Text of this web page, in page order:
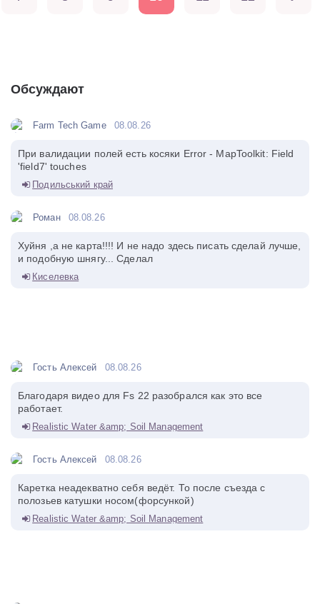
Обсуждают
Farm Tech Game 08.08.26
При валидации полей есть косяки Error - MapToolkit: Field
'field7' touches
Подильський край
Роман 08.08.26
Хуйня ,а не карта!!!! И не надо здесь писать сделай лучше,
и подобную шнягу... Сделал
Киселевка
Гость Алексей 08.08.26
Благодаря видео для Fs 22 разобрался как это все
работает.
Realistic Water &amp; Soil Management
Гость Алексей 08.08.26
Каретка неадекватно себя ведёт. То после съезда с
полозьев катушки носом(форсункой)
Realistic Water &amp; Soil Management